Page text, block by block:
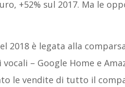
+52% sul 2017. Ma le
2018 è legata alla
– Google Home e
le vendite di tutto il